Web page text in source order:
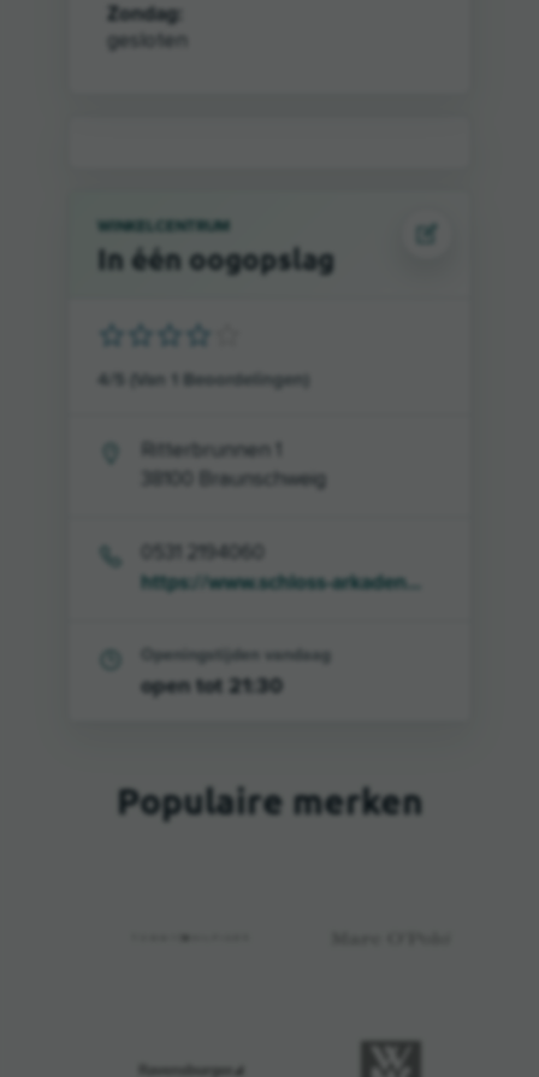
Zondag:
gesloten
WINKELCENTRUM
In één oogopslag
4 (Van Beoordelingen)
Ritterbrunnen 1
Braunschweig
https://www.schloss-arkaden...
Openingstijden vandaag
open tot 21:30
Populaire merken